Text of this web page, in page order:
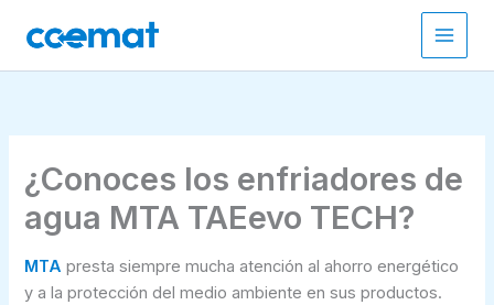
¿Conoces los enfriadores de
agua MTA TAEevo TECH?
MTA presta siempre mucha atención al ahorro energético
y a la protección del medio ambiente en sus productos.